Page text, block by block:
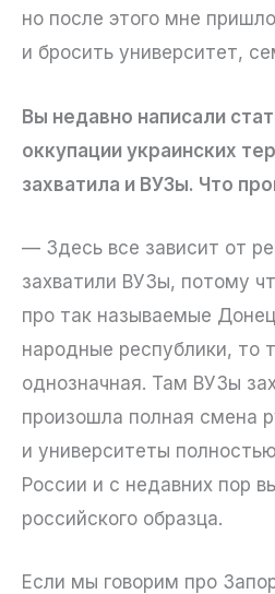
но после этого мне
и бросить университет,
Вы недавно написали
оккупации украинских
захватила и ВУЗы. Что
— Здесь все зависит от
захватили ВУЗы, потому
про так называемые
народные республики, то
однозначная. Там ВУЗы
произошла полная смена
и университеты
России и с недавних пор
российского образца.
Если мы говорим про